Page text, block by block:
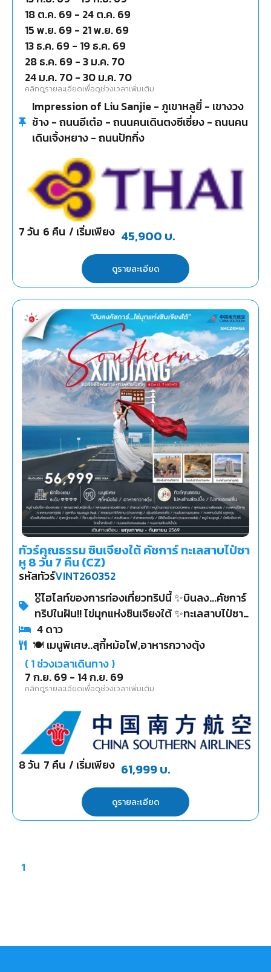
18 ต.ค. 69 - 24 ต.ค. 69
15 พ.ย. 69 - 21 พ.ย. 69
13 ธ.ค. 69 - 19 ธ.ค. 69
28 ธ.ค. 69 -3 ม.ค. 70
24 ม.ค. 70-30 ม.ค. 70
คลิกดูรายละเอียดเพื่อดูช่วงเวลาเพิ่มเติม
Impression of Liu Sanjie - ภูเขาหลูยี่ - เขางวง
ช้าง - ถนนอีเต๋อ - ถนนคนเดินตงซีเซี่ยง - ถนนคน
เดินเจิ้งหยาง - ถนนปักกิ่ง
7วัน 6 คืน / เริ่มเพียง 45,900 บ.
ดูรายละเอียด
ทัวร์คุณธรรม ซินเจียงใต้ คัชการ์ ทะเลสาบไป๋ซา
หู 8 วัน 7 คืน (CZ)
รหัสทัวร์VINT260352
🎖️ไฮไลท์ของการท่องเที่ยวทริปนี้ ✨บินลง...คัชการ์
ทริปในฝัน!! ไข่มุกแห่งซินเจียงใต้ ✨ทะเลสาบไป๋ซาหู
✨ทะเลสาบคาลาคู่เล่อ ✨อุโมงค์ต้นหยางลิ่ว ✨ผ่าน
ชมภูเขาหิมะ Muztagh Peak ✨ถนนโบราณผาน
4ดาว
🍽 เมนูพิเศษ..สุกี้หม้อไฟ,อาหารกวางตุ้ง
(1ช่วงเวลาเดินทาง )
7 ก.ย. 69 - 14 ก.ย. 69
คลิกดูรายละเอียดเพื่อดูช่วงเวลาเพิ่มเติม
8วัน 7 คืน / เริ่มเพียง 61,999บ.
ดูรายละเอียด
1